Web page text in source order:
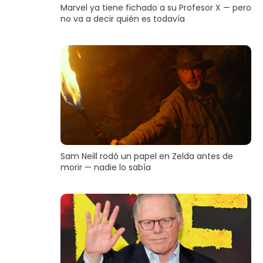
Marvel ya tiene fichado a su Profesor X — pero
no va a decir quién es todavía
Sam Neill rodó un papel en Zelda antes de
morir — nadie lo sabía